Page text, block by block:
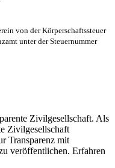
von der Körperschaftssteuer
unter der Steuernummer
Zivilgesellschaft. Als
Zivilgesellschaft
Transparenz mit
veröffentlichen. Erfahren